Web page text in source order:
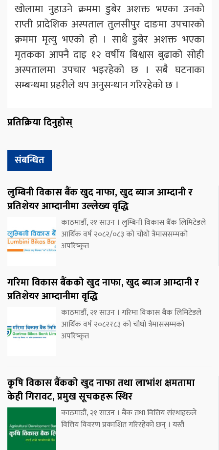
खोलामा नुहाउने क्रममा डुबेर अशक्त भएका उनको
राप्ती प्रादेशिक अस्पताल तुलसीपुर दाङमा उपचारको
क्रममा मृत्यु भएको हो । साथै डुबेर अशक्त भएका
मृतकका आफ्नै दाइ १२ वर्षीय बिश्वास बुढाको सोही
अस्पतालमा उपचार भइरहेको छ । सबै घटनाका
सम्बन्धमा प्रहरीले थप अनुसन्धान गरिरहेको छ ।
प्रतिक्रिया दिनुहोस्
संबन्धित
लुम्बिनी विकास बैंक खुद नाफा, खुद ब्याज आम्दानी र
प्रतिशेयर आम्दानीमा उल्लेख्य वृद्धि
काठमाडौं, २१ साउन । लुम्बिनी विकास बैंक लिमिटेडले
आर्थिक वर्ष २०८२/०८३ को चौथो त्रैमाससम्मको
अपरिष्कृत
गरिमा विकास बैंकको खुद नाफा, खुद ब्याज आम्दानी र
प्रतिशेयर आम्दानीमा वृद्धि
काठमाडौं, २१ साउन । गरिमा विकास बैंक लिमिटेडले
आर्थिक वर्ष २०८२र८३ को चौथो त्रैमाससम्मको
अपरिष्कृत
कृषि विकास बैंकको खुद नाफा तथा लाभांश क्षमतामा
केही गिरावट, प्रमुख सूचकहरू स्थिर
काठमाडौं, २१ साउन । बैंक तथा वित्तिय संस्थाहरुले
वित्तिय विवरण प्रकाशित गरिरहेको छन् । यस्तै